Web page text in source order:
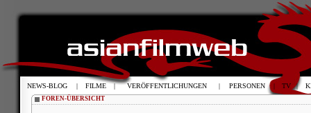
FOREN-ÜBERSICHT
NEWS-BLOG | FILME | VERÖFFENTLICHUNGEN | PERSONEN | TV |